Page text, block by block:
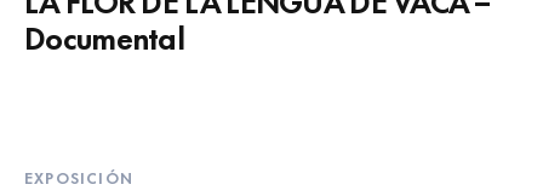
Documental
EXPOSICIÓN